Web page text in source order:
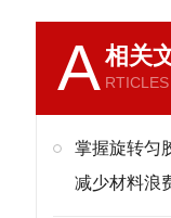
A相关
RTICLES
掌握旋转匀
减少材料浪